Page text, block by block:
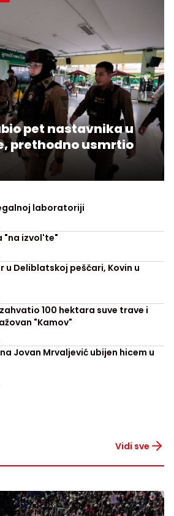
pet nastavnika u
prethodno usmrtio
laboratoriji
"na izvol'te"
u Deliblatskoj peščari, Kovin u
100 hektara suve trave i
"Kamov"
Jovan Mrvaljević ubijen hicem u
Vidi sve